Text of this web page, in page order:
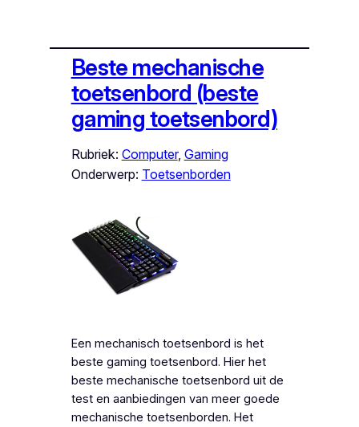
Beste mechanische
toetsenbord (beste
gaming toetsenbord)
Rubriek: Computer, Gaming
Onderwerp: Toetsenborden
Een mechanisch toetsenbord is het
beste gaming toetsenbord. Hier het
beste mechanische toetsenbord uit de
test en aanbiedingen van meer goede
mechanische toetsenborden. Het